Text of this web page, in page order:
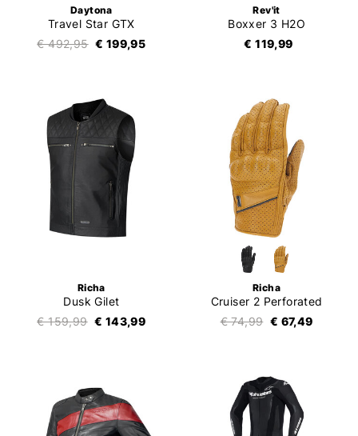
Daytona
Travel Star GTX
€ 492,95 € 199,95
Rev'it
Boxxer 3 H2O
€ 119,99
Richa
Dusk Gilet
€ 159,99 € 143,99
Richa
Cruiser 2 Perforated
€ 74,99 € 67,49